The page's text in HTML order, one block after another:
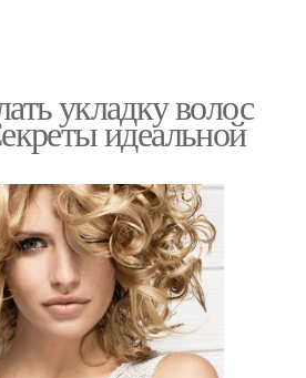
укладку волос
идеальной